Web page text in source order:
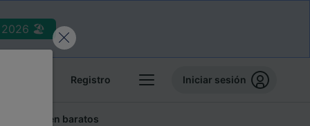
2026 🏖️
Registro Iniciar sesión
de tren baratos